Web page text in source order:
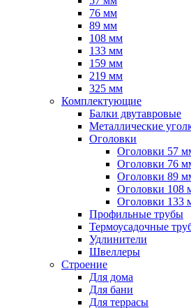
76 мм
89 мм
108 мм
133 мм
159 мм
219 мм
325 мм
Комплектующие
Балки двутавровые
Металлические
Оголовки
Оголовки 57
Оголовки 76
Оголовки 89
Оголовки 108
Оголовки 133
Профильные трубы
Термоусадочные
Удлинители
Швеллеры
Строение
Для дома
Для бани
Для террасы